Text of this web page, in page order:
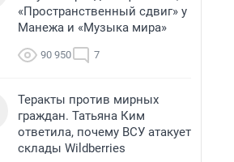
«Пространственный сдвиг» у
Манежа и «Музыка мира»
90 950 7
Теракты против мирных
граждан. Татьяна Ким
ответила, почему ВСУ атакует
склады Wildberries